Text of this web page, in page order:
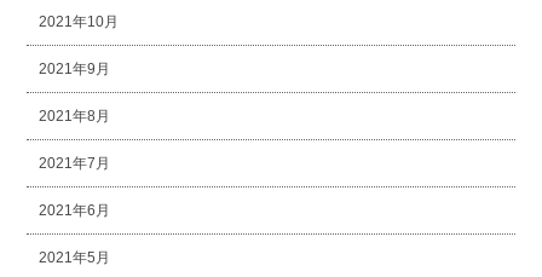
2021年10月
2021年9月
2021年8月
2021年7月
2021年6月
2021年5月